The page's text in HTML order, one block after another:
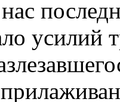
нас
усилий